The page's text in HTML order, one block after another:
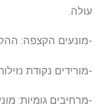
עולה.
-מונעים הקצפה:
-מורידים נקודת
-מרחיבים גומיות: